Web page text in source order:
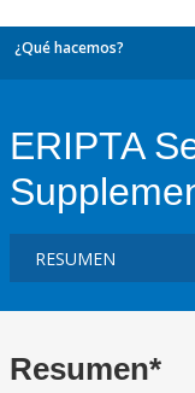
¿Qué hacemos?
ERIPTA
Resumen*